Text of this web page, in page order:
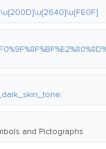
and Pictographs